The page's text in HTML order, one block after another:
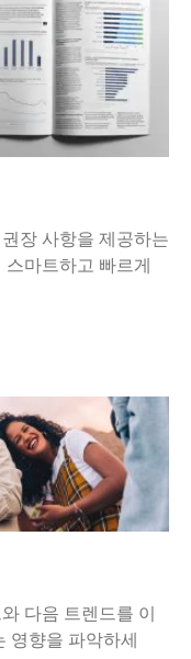
장 사항을 제공하는
마트하고 빠르게
다음 트렌드를 이
영향을 파악하세